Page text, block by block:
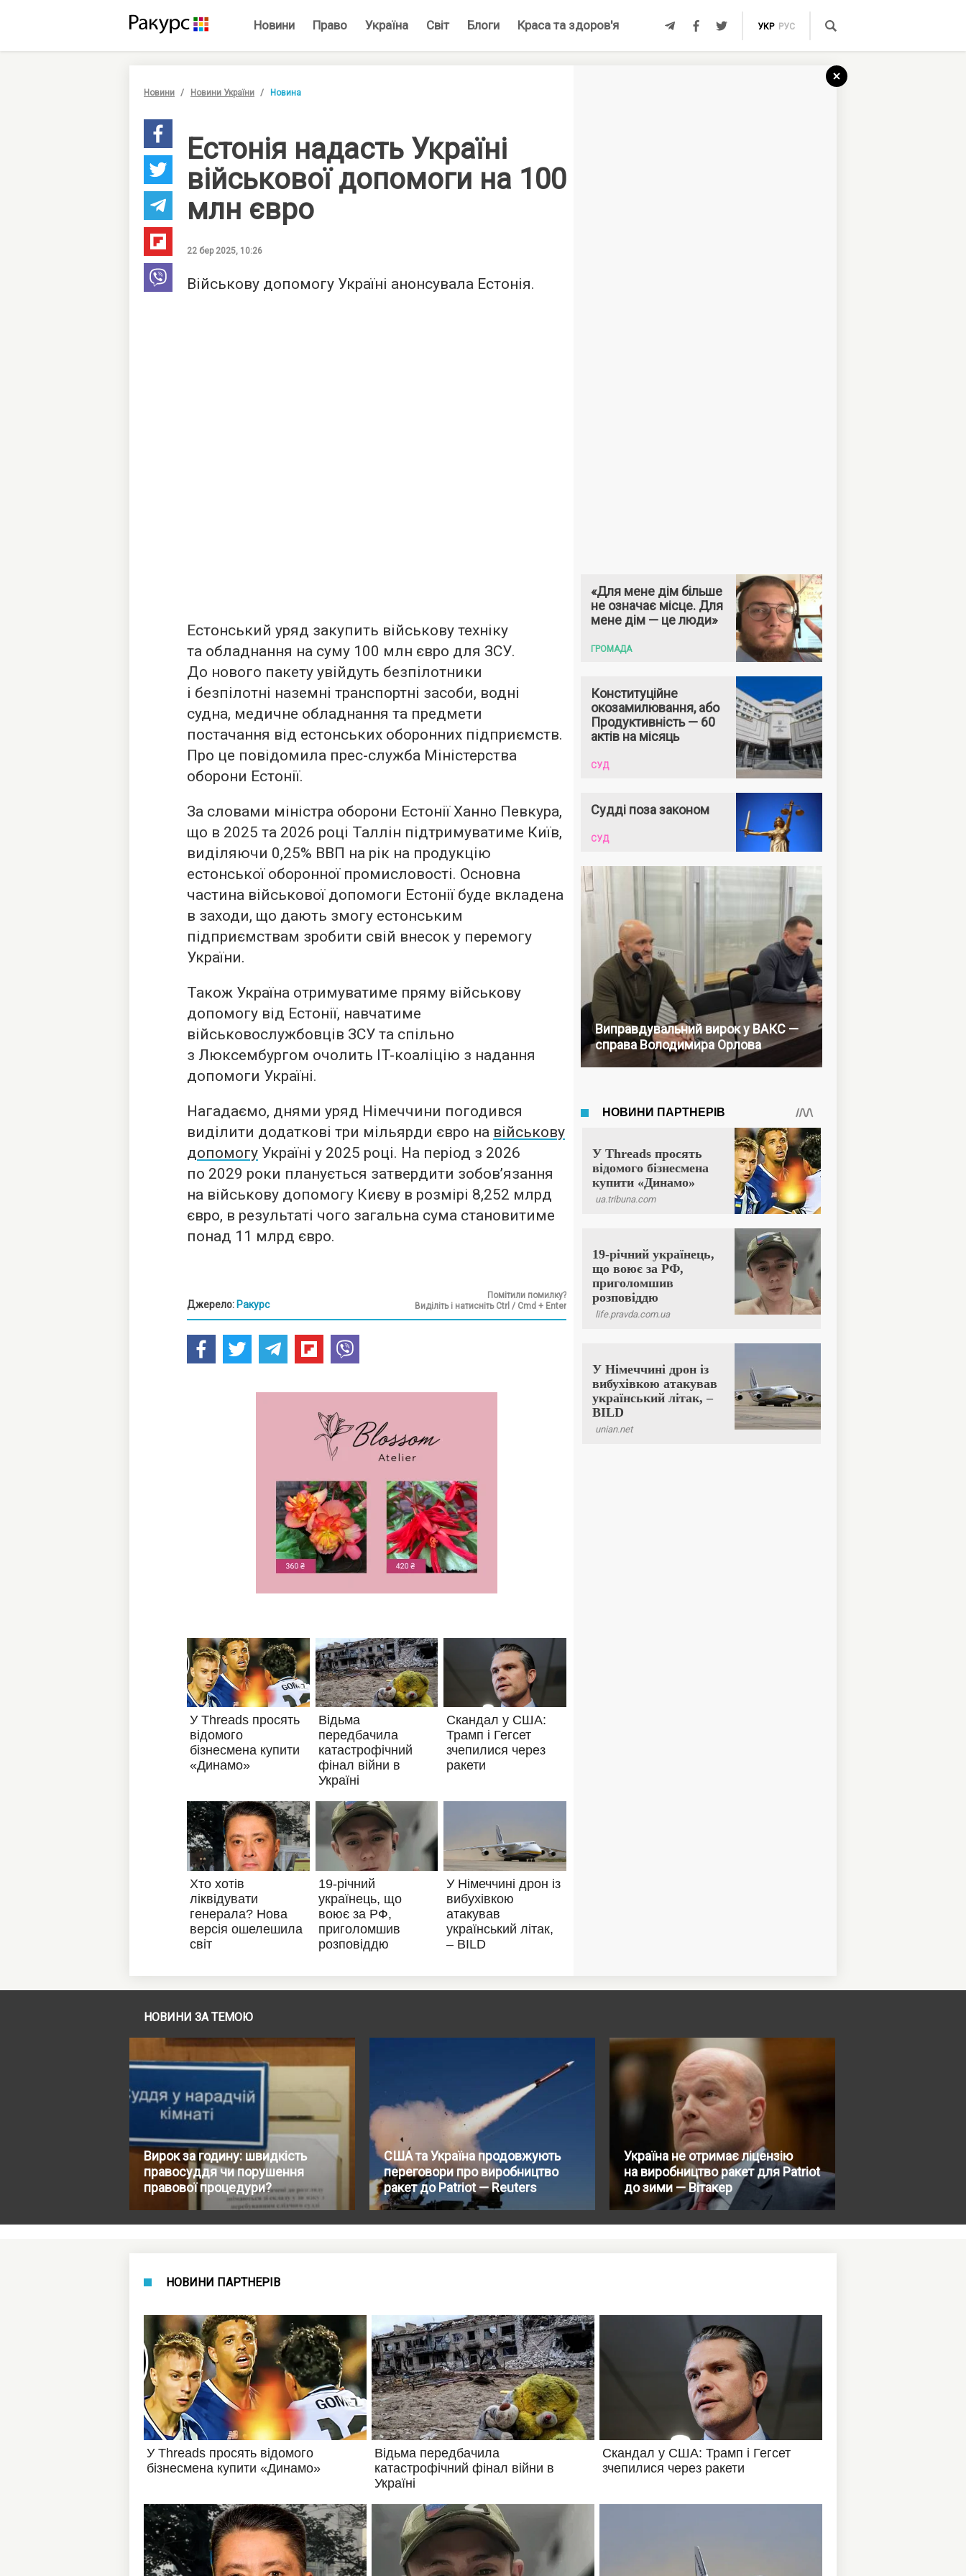
Новини Право Україна Світ Блоги Краса та здоров'я УКР РУС
Новини Новини України Новина
Естонія надасть Україні
військової допомоги на 100
млн євро
22 бер 2025, 10:26
Військову допомогу Україні анонсувала Естонія.
Естонський уряд закупить військову техніку
та обладнання на суму 100 млн євро для ЗСУ.
До нового пакету увійдуть безпілотники
і безпілотні наземні транспортні засоби, водні
судна, медичне обладнання та предмети
постачання від естонських оборонних підприємств.
Про це повідомила прес-служба Міністерства
оборони Естонії.
За словами міністра оборони Естонії Ханно Певкура,
що в 2025 та 2026 році Таллін підтримуватиме Київ,
виділяючи 0,25% ВВП на рік на продукцію
естонської оборонної промисловості. Основна
частина військової допомоги Естонії буде вкладена
в заходи, що дають змогу естонським
підприємствам зробити свій внесок у перемогу
України.
Також Україна отримуватиме пряму військову
допомогу від Естонії, навчатиме
військовослужбовців ЗСУ та спільно
з Люксембургом очолить IT-коаліцію з надання
допомоги Україні.
Нагадаємо, днями уряд Німеччини погодився
виділити додаткові три мільярди євро на військову
допомогу Україні у 2025 році. На період з 2026
по 2029 роки планується затвердити зобов’язання
на військову допомогу Києву в розмірі 8,252 млрд
євро, в результаті чого загальна сума становитиме
понад 11 млрд євро.
Джерело: Ракурс
Помітили помилку?
Виділіть і натисніть Ctrl / Cmd + Enter
«Для мене дім більше
не означає місце. Для
мене дім — це люди»
ГРОМАДА
Конституційне
окозамилювання, або
Продуктивність — 60
актів на місяць
СУД
Судді поза законом
СУД
Виправдувальний вирок у ВАКС —
справа Володимира Орлова
НОВИНИ ЗА ТЕМОЮ
Вирок за годину: швидкість
правосуддя чи порушення
правової процедури?
США та Україна продовжують
переговори про виробництво
ракет до Patriot — Reuters
Україна не отримає ліцензію
на виробництво ракет для Patriot
до зими — Вітакер
НОВИНИ ПАРТНЕРІВ